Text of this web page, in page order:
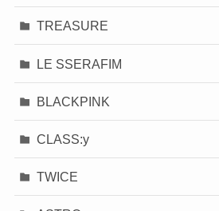
TREASURE
LE SSERAFIM
BLACKPINK
CLASS:y
TWICE